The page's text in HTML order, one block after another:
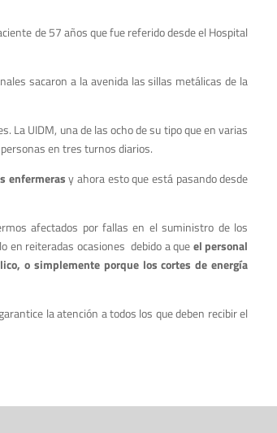
de 57 años que fue referido desde el Hospital
sacaron a la avenida las sillas metálicas de la
La UIDM, una de las ocho de su tipo que en varias
en tres turnos diarios.
enfermerasy ahora esto que está pasando desde
afectados por fallas en el suministro de los
en reiteradas ocasiones debido a queel personal
o simplemente porque los cortes de energía
la atención a todos los que deben recibir el